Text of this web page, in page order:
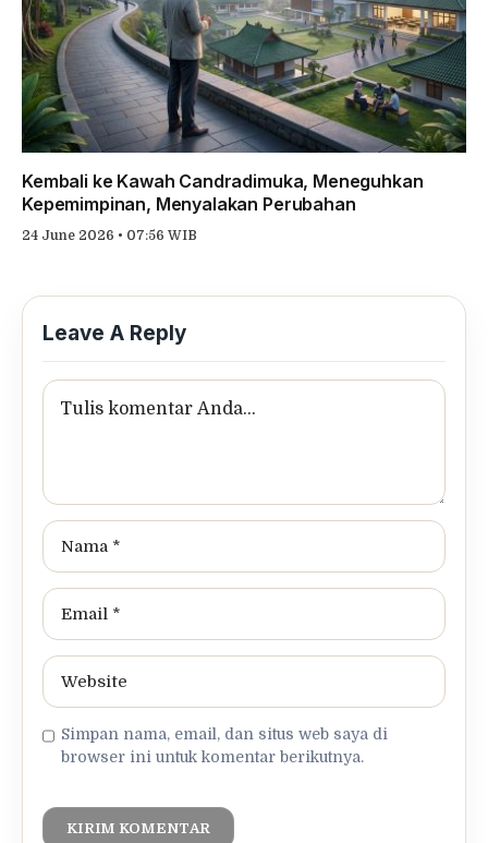
Kembali ke Kawah Candradimuka, Meneguhkan
Kepemimpinan, Menyalakan Perubahan
24 June 2026 • 07:56 WIB
Leave A Reply
Simpan nama, email, dan situs web saya di
browser ini untuk komentar berikutnya.